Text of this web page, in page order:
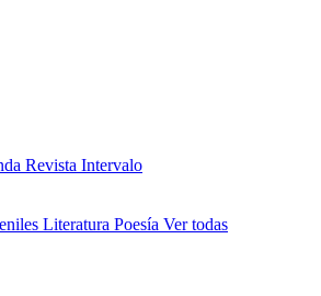
Revista Intervalo
Literatura Poesía Ver todas